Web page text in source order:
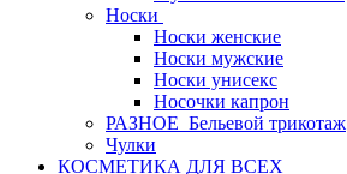
Носки
Носки женские
Носки мужские
Носки унисекс
Носочки капрон
РАЗНОЕ_Бельевой трикотаж
Чулки
КОСМЕТИКА ДЛЯ ВСЕХ